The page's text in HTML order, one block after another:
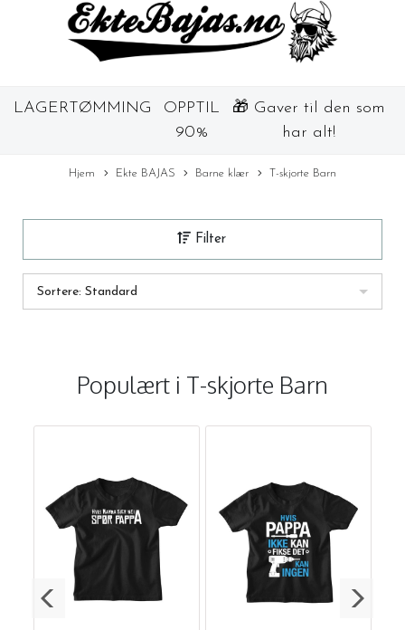
LAGERTØMMING
OPPTIL
90%
🎁 Gaver til den som
har alt!
Hjem Ekte BAJAS Barne klær T-skjorte Barn
Filter
Sortere: Standard
Populært i T-skjorte Barn